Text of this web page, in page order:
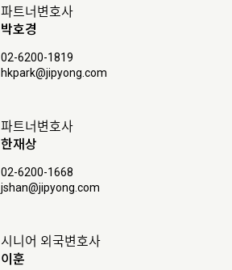
파트너변호사
박호경
02-6200-1819
hkpark@jipyong.com
파트너변호사
한재상
02-6200-1668
jshan@jipyong.com
시니어 외국변호사
이훈